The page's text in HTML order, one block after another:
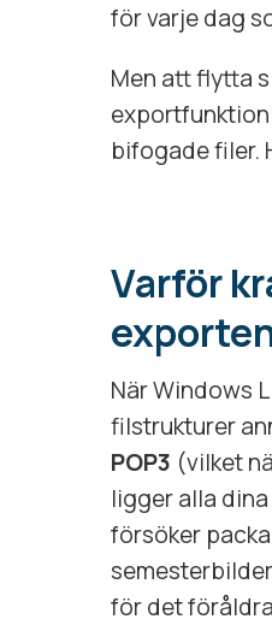
för varje dag
Men att flytta
bifogade filer.
Varför
När Windows
filstrukturer
POP3 (vilket
ligger alla
försöker
för det